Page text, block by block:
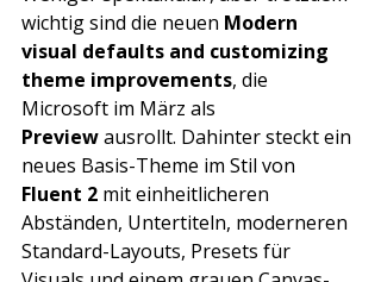
wichtig sind die neuen Modern
visual defaults and customizing
theme improvements, die
Microsoft im März als
Preview ausrollt. Dahinter steckt ein
neues Basis-Theme im Stil von
Fluent 2 mit einheitlicheren
Abständen, Untertiteln, moderneren
Standard-Layouts, Presets für